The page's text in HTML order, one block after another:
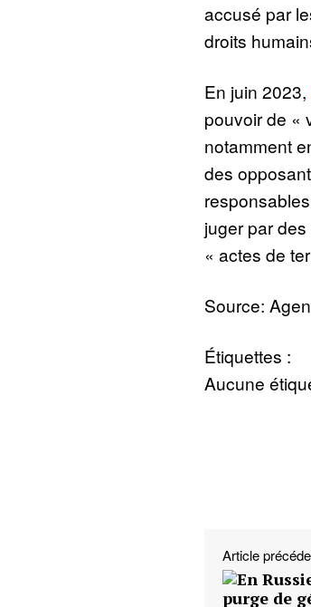
accusé par
droits
En juin 2023,
pouvoir de «
notamment
des
juger par
« actes de
Source:
Étiquettes :
Aucune
Article